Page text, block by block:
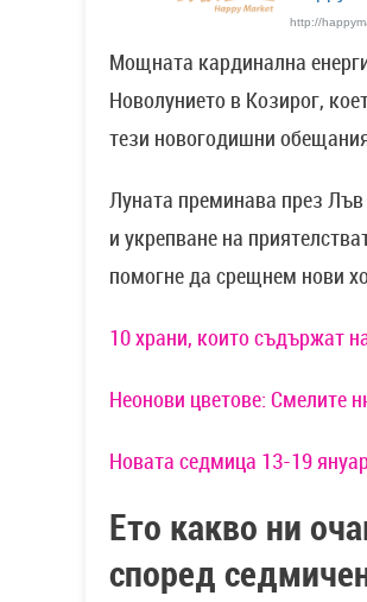
http://
Мощната кардинална
Новолунието в Козирог,
тези новогодишни
Луната преминава през
и укрепване на
помогне да срещнем нови
10 храни, които съдържат
Неонови цветове: Смелите
Новата седмица 13-19
Ето какво ни
според